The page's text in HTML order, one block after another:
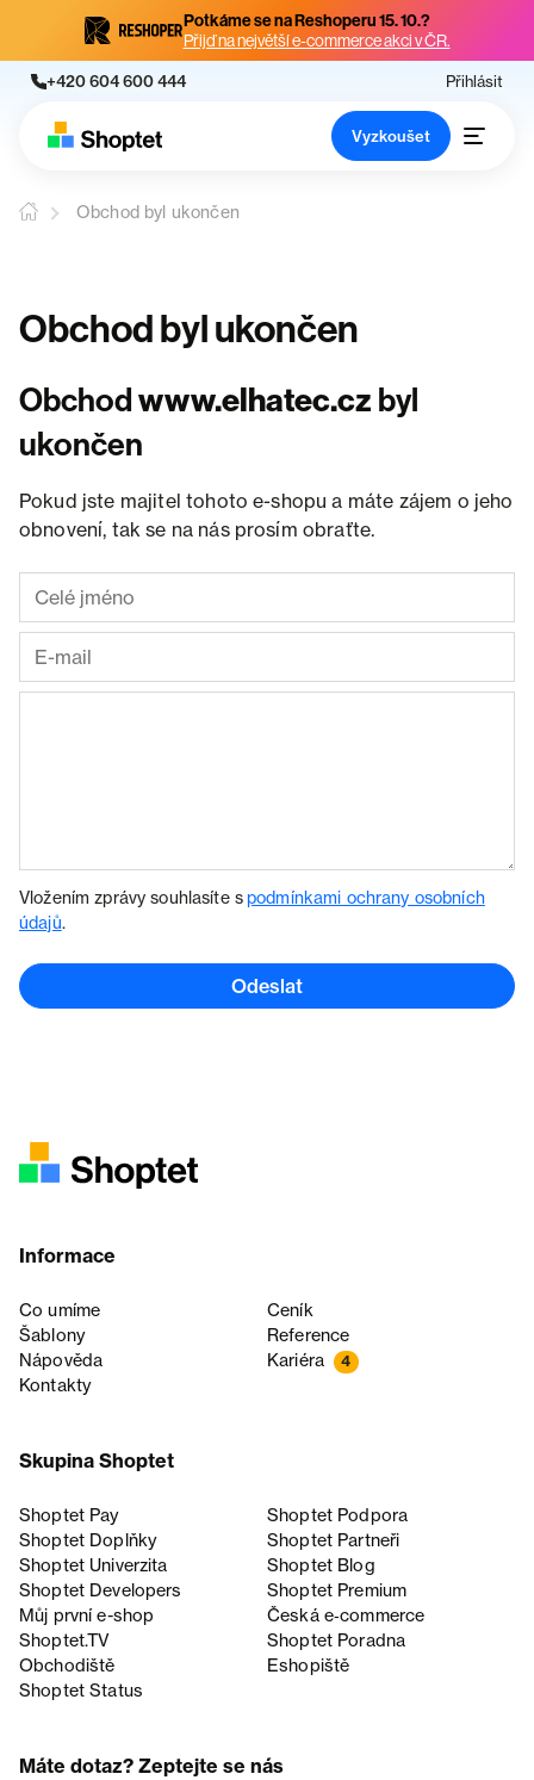
Potkáme se na Reshoperu 15. 10.?
Přijď na největší e-commerce akci v ČR.
+420 604 600 444 Přihlásit
Vyzkoušet
Obchod byl ukončen
Obchod byl ukončen
Obchodwww.elhatec.cz byl
ukončen
Pokud jste majitel tohoto e-shopu a máte zájem o jeho
obnovení, tak se na nás prosím obraťte.
Vložením zprávy souhlasíte spodmínkami ochrany osobních
údajů.
Odeslat
Informace
Co umíme
Ceník
Šablony
Reference
Nápověda
Kariéra 4
Kontakty
Skupina Shoptet
Shoptet Pay
Shoptet Podpora
Shoptet Doplňky
Shoptet Partneři
Shoptet Univerzita
Shoptet Blog
Shoptet Developers
Shoptet Premium
Můj první e-shop
Česká e‑commerce
Shoptet.TV
Shoptet Poradna
Obchodiště
Eshopiště
Shoptet Status
Máte dotaz? Zeptejte se nás